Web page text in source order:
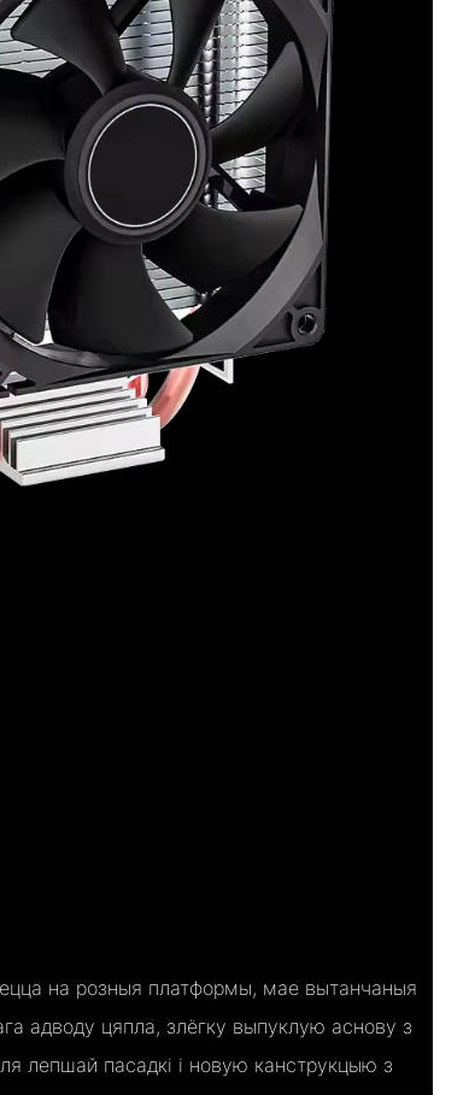
на розныя платформы, мае вытанчаныя
адводу цяпла, злёгку выпуклую аснову з
лепшай пасадкі і новую канструкцыю з